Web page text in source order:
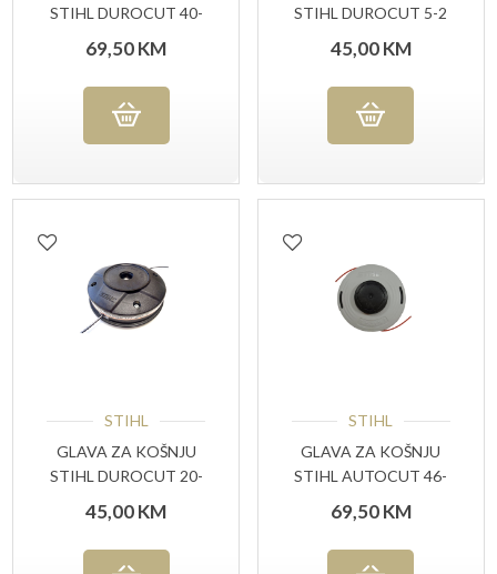
STIHL DUROCUT 40-
69,50KM
STIHL DUROCUT 5-2
45,00KM
STIHL
GLAVA ZA KOŠNJU
STIHL DUROCUT 20-
2
45,00KM
STIHL
GLAVA ZA KOŠNJU
STIHL AUTOCUT 46-
2
69,50KM